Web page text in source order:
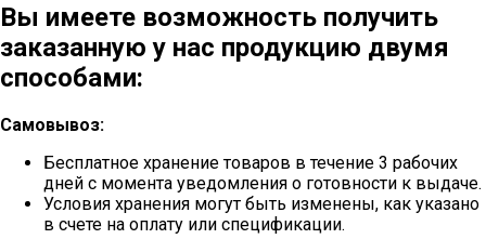
Вы имеете возможность получить
заказанную у нас продукцию двумя
способами:
Самовывоз:
Бесплатное хранение товаров в течение 3 рабочих
дней с момента уведомления о готовности к выдаче.
Условия хранения могут быть изменены, как указано
в счете на оплату или спецификации.